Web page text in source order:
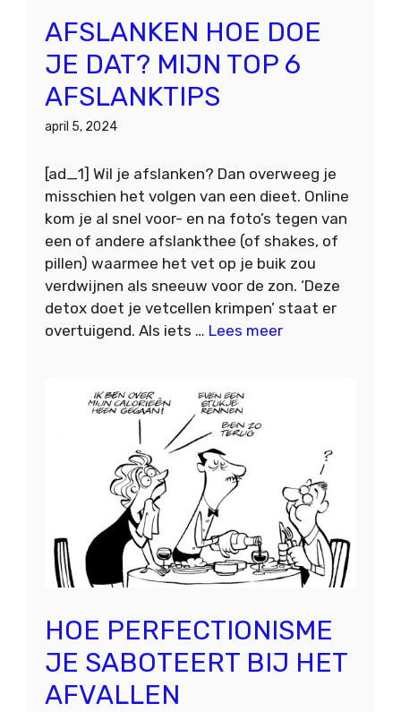
AFSLANKEN HOE DOE
JE DAT? MIJN TOP 6
AFSLANKTIPS
april 5, 2024
[ad_1] Wil je afslanken? Dan overweeg je
misschien het volgen van een dieet. Online
kom je al snel voor- en na foto’s tegen van
een of andere afslankthee (of shakes, of
pillen) waarmee het vet op je buik zou
verdwijnen als sneeuw voor de zon. ‘Deze
detox doet je vetcellen krimpen’ staat er
overtuigend. Als iets … Lees meer
HOE PERFECTIONISME
JE SABOTEERT BIJ HET
AFVALLEN